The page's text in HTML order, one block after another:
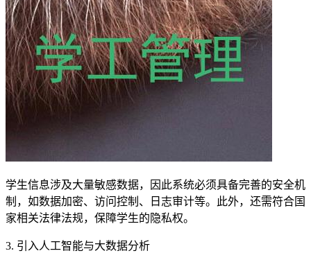
学生信息涉及大量敏感数据，因此系统必须具备完善的安全机
制，如数据加密、访问控制、日志审计等。此外，还需符合国
家相关法律法规，保障学生的隐私权。
3. 引入人工智能与大数据分析